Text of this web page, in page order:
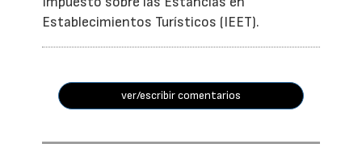
Establecimientos Turísticos (IEET).
ver/escribir comentarios